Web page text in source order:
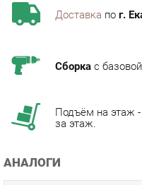
АНАЛОГИ
Артикул
u-0014554